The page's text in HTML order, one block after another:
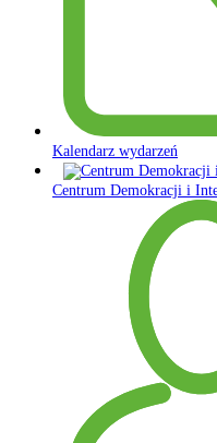
Kalendarz wydarzeń
Centrum Demokracji i